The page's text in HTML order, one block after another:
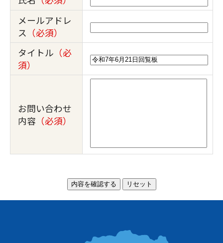
メールアドレ
ス （必須）
タイトル （必
須）
お問い合わせ
内容 （必須）